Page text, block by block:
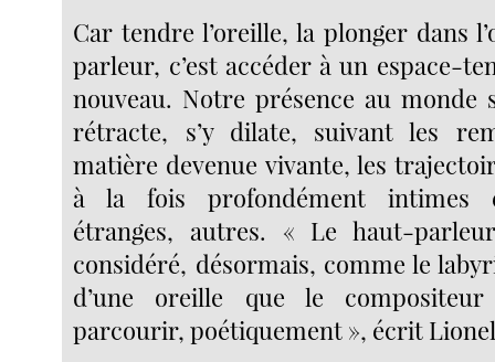
Car tendre l’oreille, la plonger dans
parleur, c’est accéder à un espace-
nouveau. Notre présence au monde
rétracte, s’y dilate, suivant les
matière devenue vivante, les
à la fois profondément intimes
étranges, autres. « Le haut-
considéré, désormais, comme le
d’une oreille que le
parcourir, poétiquement », écrit